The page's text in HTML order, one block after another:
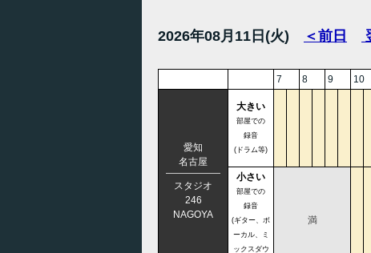
2026年08月11日(火) ＜前日
7 8 9 10
愛知
名古屋
スタジオ
246
NAGOYA
大きい
部屋での
録音
(ドラム等)
小さい
部屋での
録音
(ギター、ボ
ーカル、ミ
ックスダウ
満